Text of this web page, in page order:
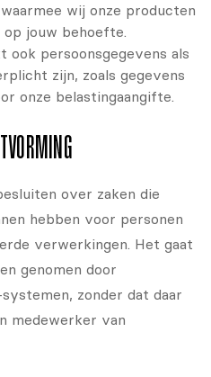
wij onze producten
jouw behoefte.
persoonsgegevens als
zijn, zoals gegevens
onze belastingaangifte.
over zaken die
hebben voor personen
verwerkingen. Het gaat
genomen door
zonder dat daar
medewerker van